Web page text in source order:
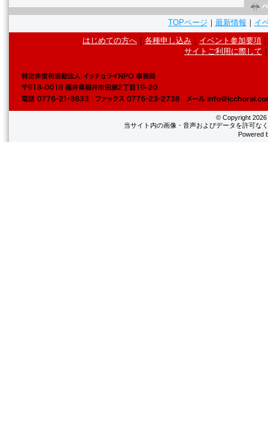
TOPページ ｜ 最新情報 ｜ イ
はじめての方へ ｜ 各種申し込み ｜ イベント参加要項
サイトご利用に際して
© Copyright 2026
当サイト内の画像・音声およびデータを許可な
Powered